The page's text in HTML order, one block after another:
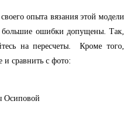
опыта вязания этой модели
ошибки допущены. Так,
на пересчеты. Кроме того,
и сравнить с фото:
Осиповой